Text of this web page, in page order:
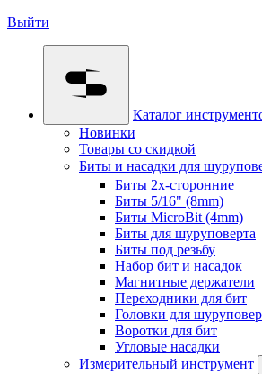
Выйти
Каталог
Новинки
Товары со скидкой
Биты и насадки для
Биты 2х-сторонние
Биты 5/16" (8mm)
Биты MicroBit (4mm)
Биты для шуруповерта
Биты под резьбу
Набор бит и насадок
Магнитные держатели
Переходники для бит
Головки для
Воротки для бит
Угловые насадки
Измерительный инструмент